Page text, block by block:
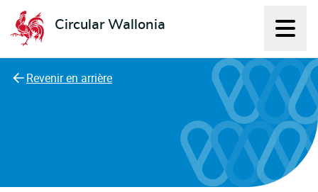
Circular Wallonia
L'économie circulaire
Revenir en arrière